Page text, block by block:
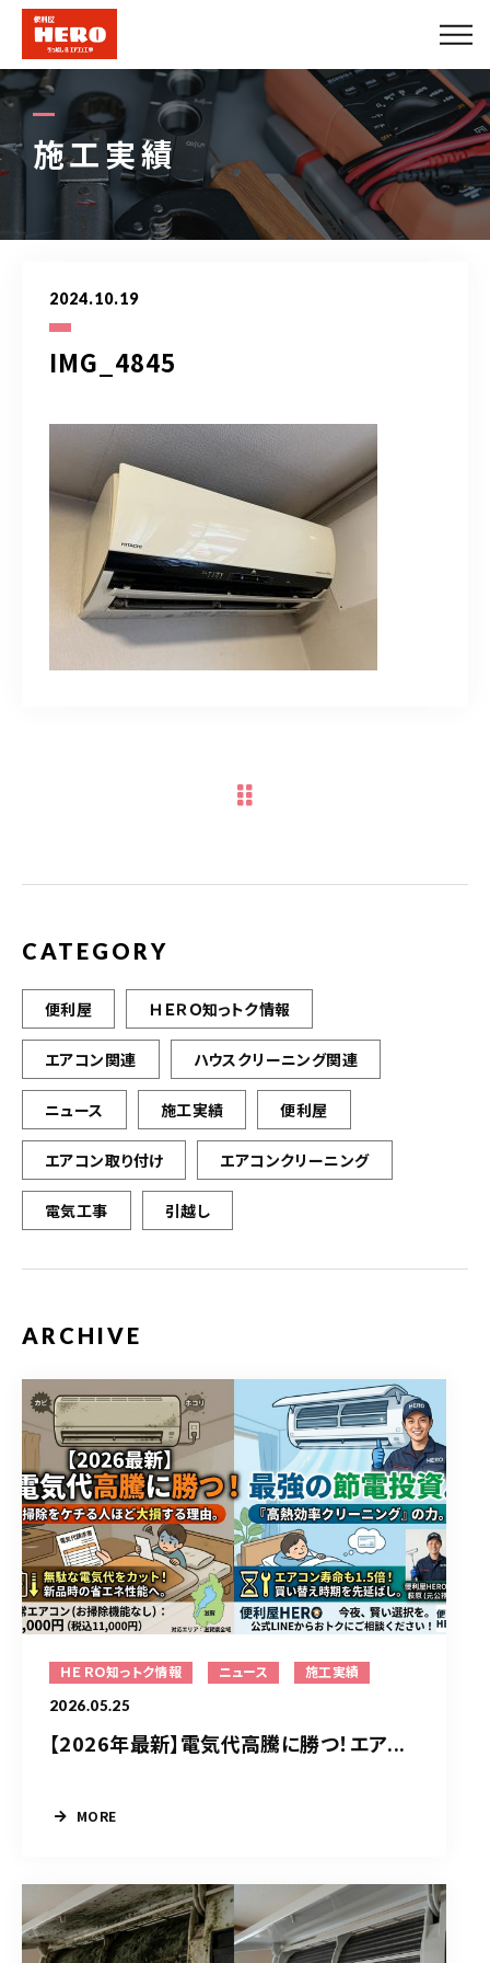
施工実績
2024.10.19
IMG_4845
CATEGORY
便利屋 ＨＥＲＯ知っトク情報
エアコン関連 ハウスクリーニング関連
ニュース 施工実績 便利屋
エアコン取り付け エアコンクリーニング
電気工事 引越し
ARCHIVE
ＨＥＲＯ知っトク情報 ニュース 施工実績
2026.05.25
【2026年最新】電気代高騰に勝つ！エア...
MORE
会社概要
エアコンメニュー
便利屋メニュー
プロパートナー募集
スポットスタッフ募集中
080-9122-1616
受付時間 08：00～19：00